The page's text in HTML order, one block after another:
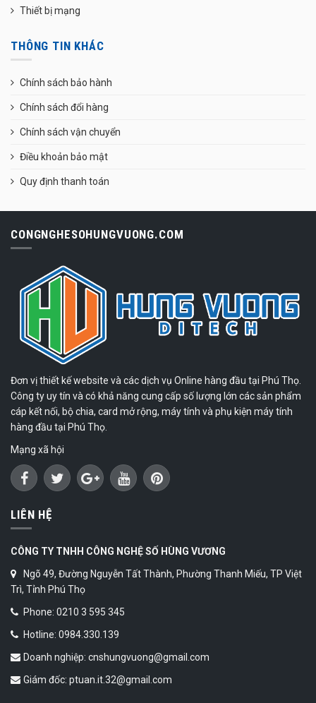
Thiết bị mạng
THÔNG TIN KHÁC
Chính sách bảo hành
Chính sách đổi hàng
Chính sách vận chuyển
Điều khoản bảo mật
Quy định thanh toán
CONGNGHESOHUNGVUONG.COM
Đơn vị thiết kế website và các dịch vụ Online hàng đầu tại Phú Thọ.
Công ty uy tín và có khả năng cung cấp số lượng lớn các sản phẩm
cáp kết nối, bộ chia, card mở rộng, máy tính và phụ kiện máy tính
hàng đầu tại Phú Thọ.
Mạng xã hội
LIÊN HỆ
CÔNG TY TNHH CÔNG NGHỆ SỐ HÙNG VƯƠNG
Ngõ 49, Đường Nguyễn Tất Thành, Phường Thanh Miếu, TP Việt
Trì, Tỉnh Phú Thọ
Phone: 0210 3 595 345
Hotline: 0984.330.139
Doanh nghiệp: cnshungvuong@gmail.com
Giám đốc: ptuan.it.32@gmail.com